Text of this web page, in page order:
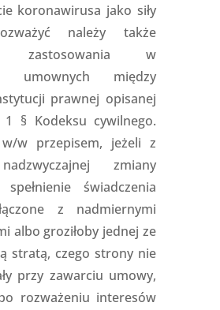
koronawirusa jako siły
należy także
zastosowania w
umownych między
prawnej opisanej
§ Kodeksu cywilnego.
w przepisem, jeżeli z
zmiany
spełnienie świadczenia
z nadmiernymi
albo groziłoby jednej ze
stratą, czego strony nie
przy zawarciu umowy,
rozważeniu interesów